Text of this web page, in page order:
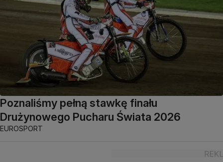
Poznaliśmy pełną stawkę finału
Drużynowego Pucharu Świata 2026
EUROSPORT